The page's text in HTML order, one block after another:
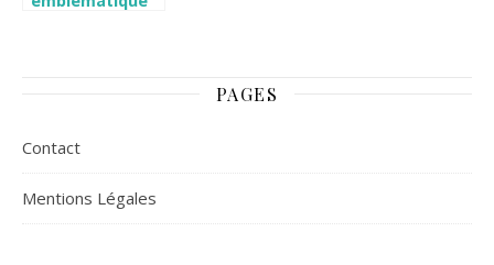
lacs d’altitude
PAGES
Contact
Mentions Légales